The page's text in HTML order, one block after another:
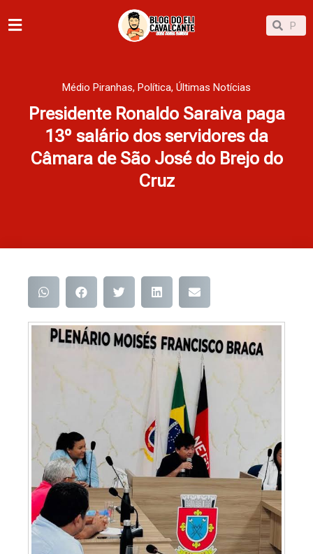
para
Pesquisar
Médio Piranhas, Política, Últimas Notícias
Presidente Ronaldo Saraiva paga
13º salário dos servidores da
Câmara de São José do Brejo do
Cruz